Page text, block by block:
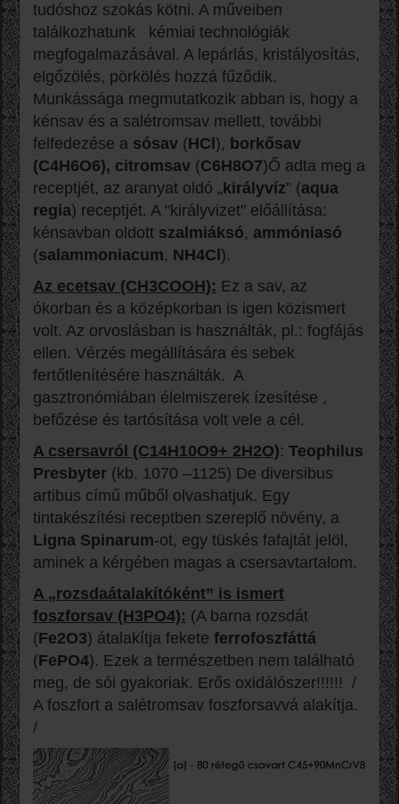
tudóshoz szokás kötni. A műveiben
találkozhatunk kémiai technológiák
megfogalmazásával. A lepárlás, kristályosítás,
elgőzölés, pörkölés hozzá fűződik.
Munkássága megmutatkozik abban is, hogy a
kénsav és a salétromsav mellett, további
felfedezése a sósav (HCl), borkősav
(C4H6O6), citromsav (C6H8O7)Ő adta meg a
receptjét, az aranyat oldó „királyvíz” (aqua
regia) receptjét. A "királyvizet" előállítása:
kénsavban oldott szalmiáksó, ammóniasó
(salammoniacum, NH4Cl).
Az ecetsav (CH3COOH): Ez a sav, az
ókorban és a középkorban is igen közismert
volt. Az orvoslásban is használták, pl.: fogfájás
ellen. Vérzés megállítására és sebek
fertőtlenítésére használták. A
gasztronómiában élelmiszerek ízesítése ,
befőzése és tartósítása volt vele a cél.
A csersavról (C14H10O9+ 2H2O): Teophilus
Presbyter (kb. 1070 –1125) De diversibus
artibus című műből olvashatjuk. Egy
tintakészítési receptben szereplő növény, a
Ligna Spinarum-ot, egy tüskés fafajtát jelöl,
aminek a kérgében magas a csersavtartalom.
A „rozsdaátalakítóként” is ismert
foszforsav (H3PO4): (A barna rozsdát
(Fe2O3) átalakítja fekete ferrofoszfáttá
(FePO4). Ezek a természetben nem található
meg, de sói gyakoriak. Erős oxidálószer!!!!!! /
A foszfort a salétromsav foszforsavvá alakítja.
/